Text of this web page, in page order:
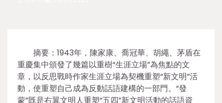
摘要：1943年，陳家康、喬冠華、胡繩、茅盾在
重慶集中頒發了幾篇以重樹“生涯立場”為焦點的文
章，以反思戰時作家生涯立場為契機重塑“新文明”活
動，使重塑自己成為反動話語建構的一部門。“發
蒙”既是右翼文明人重塑“五四”新文明活動的話語資